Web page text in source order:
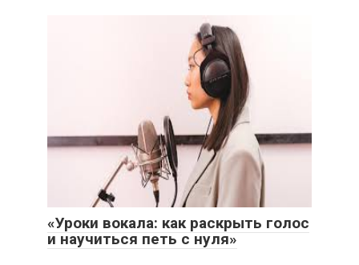
«Уроки вокала: как раскрыть голос
и научиться петь с нуля»